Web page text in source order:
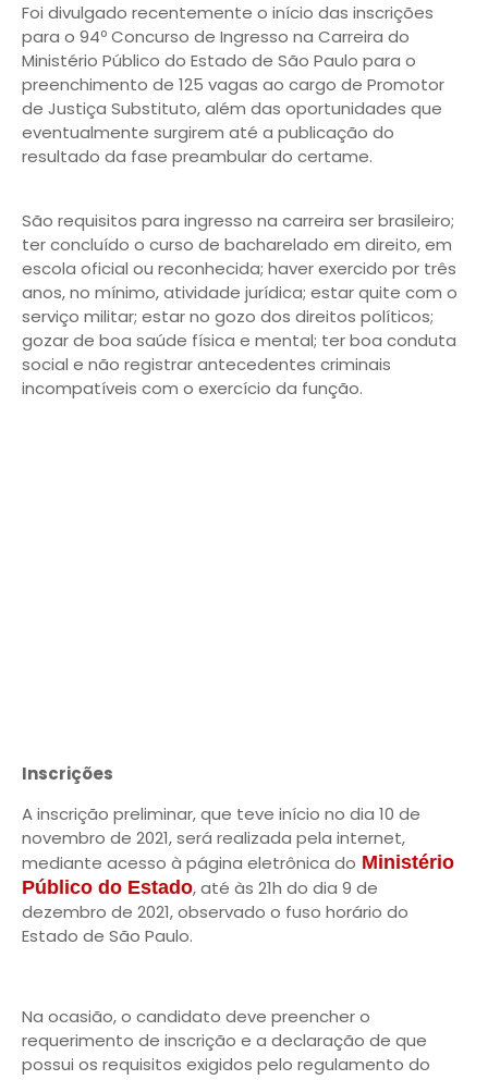
Foi divulgado recentemente o início das inscrições
para o 94º Concurso de Ingresso na Carreira do
Ministério Público do Estado de São Paulo para o
preenchimento de 125 vagas ao cargo de Promotor
de Justiça Substituto, além das oportunidades que
eventualmente surgirem até a publicação do
resultado da fase preambular do certame.
São requisitos para ingresso na carreira ser brasileiro;
ter concluído o curso de bacharelado em direito, em
escola oficial ou reconhecida; haver exercido por três
anos, no mínimo, atividade jurídica; estar quite com o
serviço militar; estar no gozo dos direitos políticos;
gozar de boa saúde física e mental; ter boa conduta
social e não registrar antecedentes criminais
incompatíveis com o exercício da função.
Inscrições
A inscrição preliminar, que teve início no dia 10 de
novembro de 2021, será realizada pela internet,
mediante acesso à página eletrônica do Ministério
Público do Estado, até às 21h do dia 9 de
dezembro de 2021, observado o fuso horário do
Estado de São Paulo.
Na ocasião, o candidato deve preencher o
requerimento de inscrição e a declaração de que
possui os requisitos exigidos pelo regulamento do